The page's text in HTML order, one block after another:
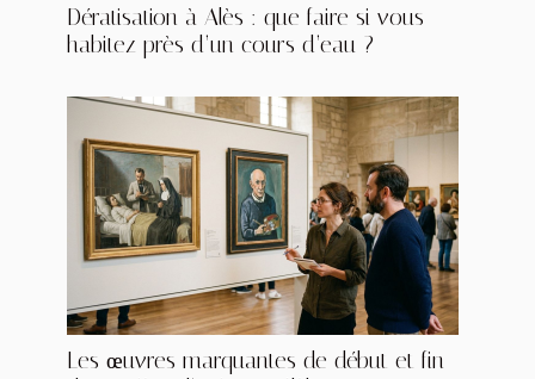
Dératisation à Alès : que faire si vous
habitez près d’un cours d’eau ?
Les œuvres marquantes de début et fin